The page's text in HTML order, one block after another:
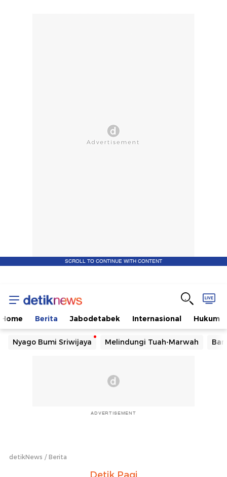
SCROLL TO CONTINUE WITH CONTENT
Home Berita Jabodetabek Internasional Hukum
Nyago Bumi Sriwijaya Melindungi Tuah-Marwah
ADVERTISEMENT
detikNews Berita